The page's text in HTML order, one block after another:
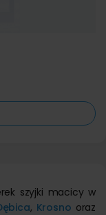
szyjki macicy w
, Krosno oraz